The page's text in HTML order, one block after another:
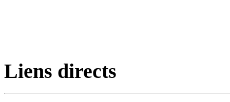
Liens directs